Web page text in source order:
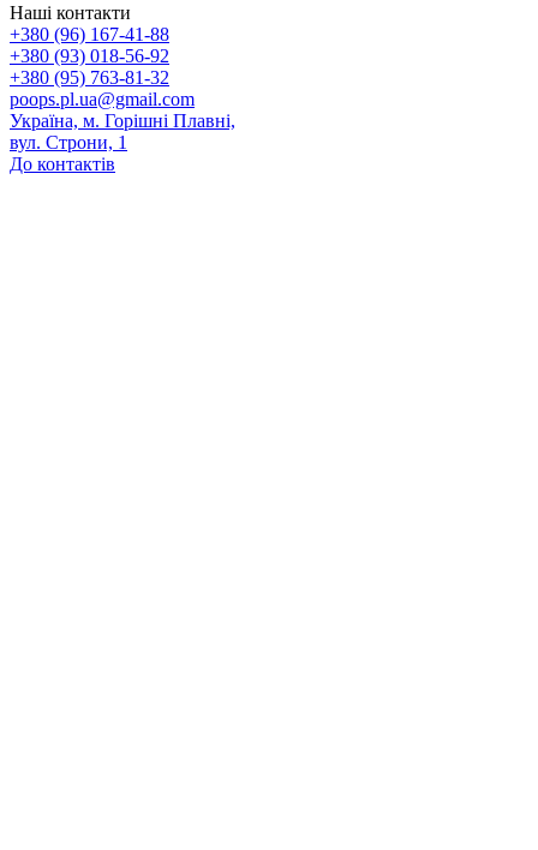
Наші контакти
+380 (96) 167-41-88
+380 (93) 018-56-92
+380 (95) 763-81-32
poops.pl.ua@gmail.com
Україна, м. Горішні Плавні,
вул. Строни, 1
До контактів